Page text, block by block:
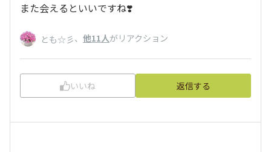
また会えるといいですね❣️
とも☆彡、 他11人がリアクション
いいね 返信する